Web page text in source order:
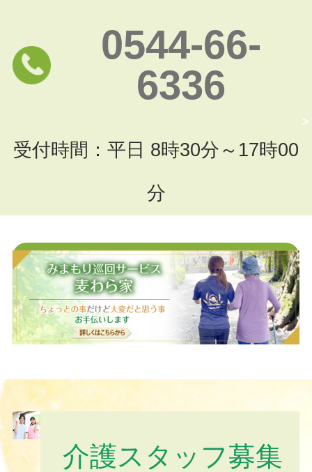
0544-66-
6336
受付時間：平日 8時30分～17時00
分
お問い合わせフォームはこちら
介護スタッフ募集